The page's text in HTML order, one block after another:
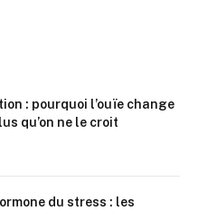
: pourquoi l’ouïe change
qu’on ne le croit
du stress : les